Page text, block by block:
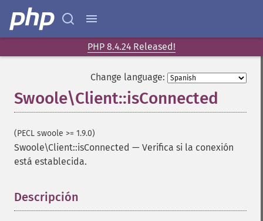
PHP 8.4.24 Released!
Change language:
Swoole\Client::isConnected
(PECL swoole >= 1.9.0)
Swoole\Client::isConnected — Verifica si la conexión
está establecida.
Descripción